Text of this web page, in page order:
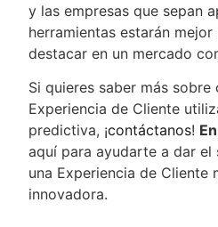
y las empresas que sepan
herramientas estarán
destacar en un mercado
Si quieres saber más
Experiencia de Cliente
predictiva, ¡contáctanos!
aquí para ayudarte a dar el
una Experiencia de Cliente
innovadora.